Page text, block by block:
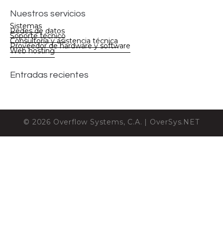
Nuestros servicios
Sistemas
Redes de datos
Soporte técnico
Consultoría y asistencia técnica
Proveedor de hardware y software
Web hosting
Entradas recientes
© 2026 Overflow Systems, C.A. | OverSys.NET